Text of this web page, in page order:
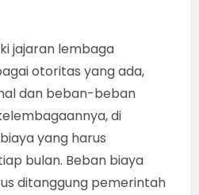
jajaran lembaga
otoritas yang ada,
dan beban-beban
di
yang harus
bulan. Beban biaya
ditanggung pemerintah